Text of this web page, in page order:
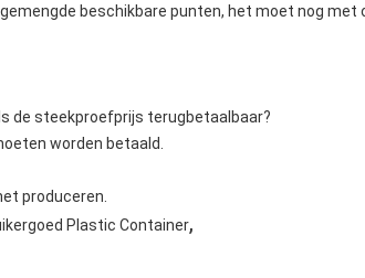
beschikbare punten, het moet nog met
de steekproefprijs terugbetaalbaar?
worden betaald.
produceren.
Plastic Container,